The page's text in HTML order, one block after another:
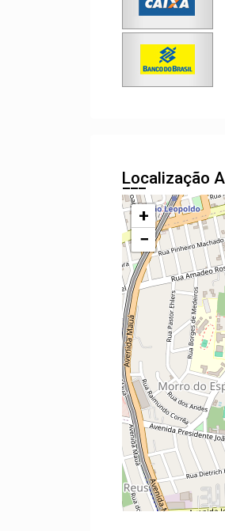
Localização
+
−